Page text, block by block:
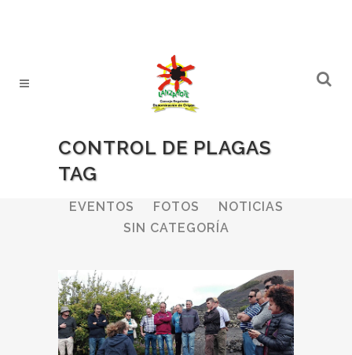
CONTROL DE PLAGAS
TAG
ALL
EVENTOS
FOTOS
NOTICIAS
SIN CATEGORÍA